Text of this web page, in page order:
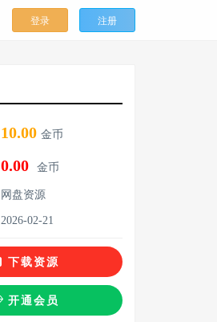
登录 注册
10.00 金币
0.00 金币
网盘资源
2026-02-21
下载资源
开通会员